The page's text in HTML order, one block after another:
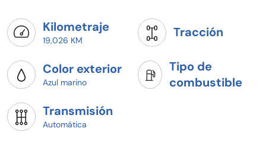
Kilometraje
19,026 KM
Tracción
Color exterior
Azul marino
Tipo de
combustible
Transmisión
Automática